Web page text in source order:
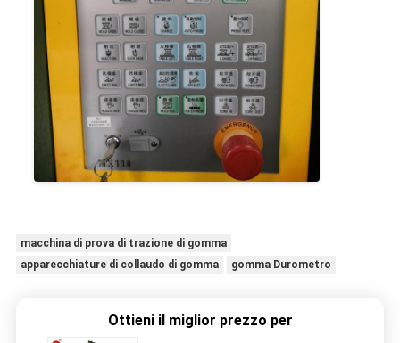
macchina di prova di trazione di gomma
apparecchiature di collaudo di gomma
gomma Durometro
Ottieni il miglior prezzo per